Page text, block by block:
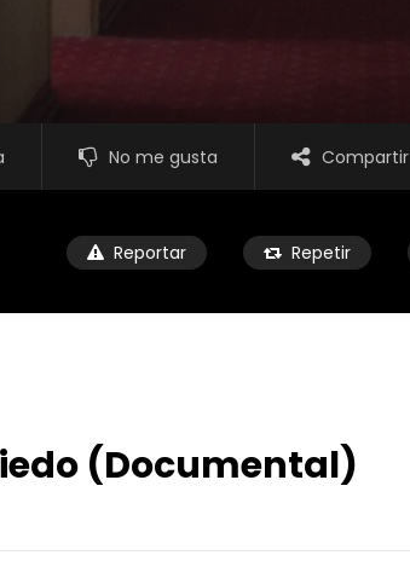
No me gusta Compartir
Reportar Repetir
(Documental)